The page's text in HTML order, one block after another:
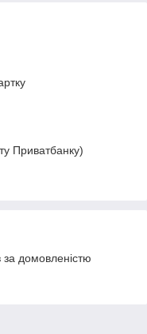
Приватбанку)
домовленістю